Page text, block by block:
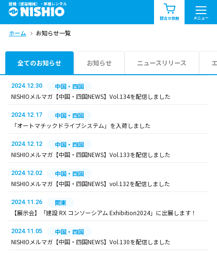
建機（建設機械）・重機レンタル
問合せ依頼 メニュー
商品一覧 お知らせ一覧
問合せ依頼リスト
エリア情報を見る
ホーム お知らせ一覧
全てのお知らせ お知らせ ニュースリリース
2024.12.30
中国・四国
NISHIOメルマガ【中国・四国NEWS】Vol.134を配信しました
2024.12.17
中国・四国
「オートマチックドライブシステム」を入荷しました
2024.12.12
中国・四国
NISHIOメルマガ【中国・四国NEWS】Vol.133を配信しました
2024.12.02
中国・四国
NISHIOメルマガ【中国・四国NEWS】vol.132を配信しました
2024.11.26
関東
【展示会】「建設 RX コンソーシアム Exhibition2024」に出展します！
2024.11.05
中国・四国
NISHIOメルマガ【中国・四国NEWS】Vol.130を配信しました